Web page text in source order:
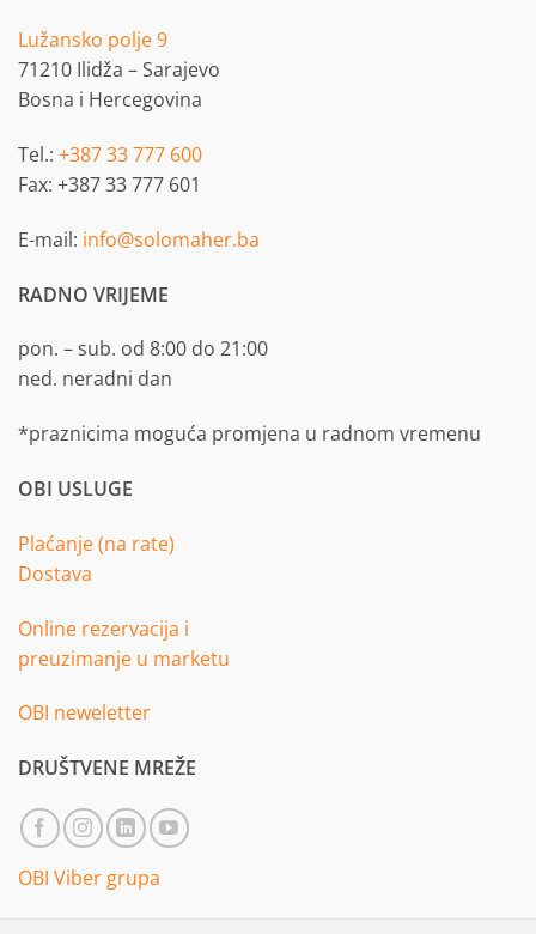
Lužansko polje 9
71210 Ilidža – Sarajevo
Bosna i Hercegovina
Tel.: +387 33 777 600
Fax: +387 33 777 601
E-mail: info@solomaher.ba
RADNO VRIJEME
pon. – sub. od 8:00 do 21:00
ned. neradni dan
*praznicima moguća promjena u radnom vremenu
OBI USLUGE
Plaćanje (na rate)
Dostava
Online rezervacija i
preuzimanje u marketu
OBI neweletter
DRUŠTVENE MREŽE
OBI Viber grupa